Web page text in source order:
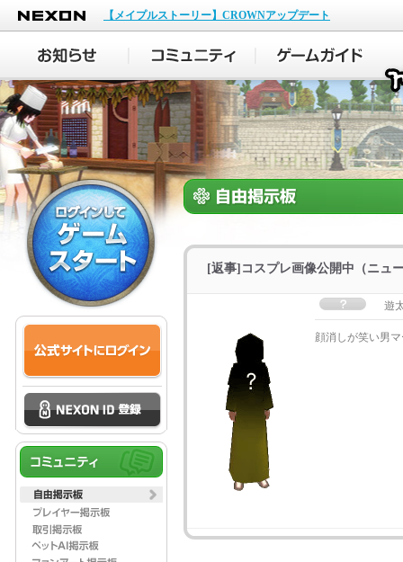
NEXON
【メイプルストーリー】CROWNアップデート
[返事]コスプレ画像公開中（ニュ
遊
顔消しが笑い男